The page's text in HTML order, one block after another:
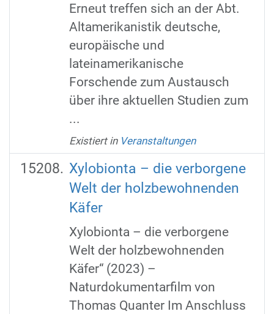
Erneut treffen sich an der Abt.
Altamerikanistik deutsche,
europäische und
lateinamerikanische
Forschende zum Austausch
über ihre aktuellen Studien zum
...
Existiert in Veranstaltungen
Xylobionta – die verborgene
Welt der holzbewohnenden
Käfer
Xylobionta – die verborgene
Welt der holzbewohnenden
Käfer“ (2023) –
Naturdokumentarfilm von
Thomas Quanter Im Anschluss